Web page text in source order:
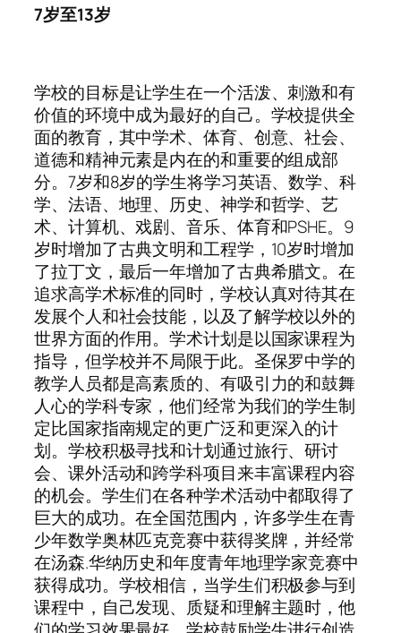
7岁至13岁
学校的目标是让学生在一个活泼、刺激和有
价值的环境中成为最好的自己。学校提供全
面的教育，其中学术、体育、创意、社会、
道德和精神元素是内在的和重要的组成部
分。7岁和8岁的学生将学习英语、数学、科
学、法语、地理、历史、神学和哲学、艺
术、计算机、戏剧、音乐、体育和PSHE。9
岁时增加了古典文明和工程学，10岁时增加
了拉丁文，最后一年增加了古典希腊文。在
追求高学术标准的同时，学校认真对待其在
发展个人和社会技能，以及了解学校以外的
世界方面的作用。学术计划是以国家课程为
指导，但学校并不局限于此。圣保罗中学的
教学人员都是高素质的、有吸引力的和鼓舞
人心的学科专家，他们经常为我们的学生制
定比国家指南规定的更广泛和更深入的计
划。学校积极寻找和计划通过旅行、研讨
会、课外活动和跨学科项目来丰富课程内容
的机会。学生们在各种学术活动中都取得了
巨大的成功。在全国范围内，许多学生在青
少年数学奥林匹克竞赛中获得奖牌，并经常
在汤森.华纳历史和年度青年地理学家竞赛中
获得成功。学校相信，当学生们积极参与到
课程中，自己发现、质疑和理解主题时，他